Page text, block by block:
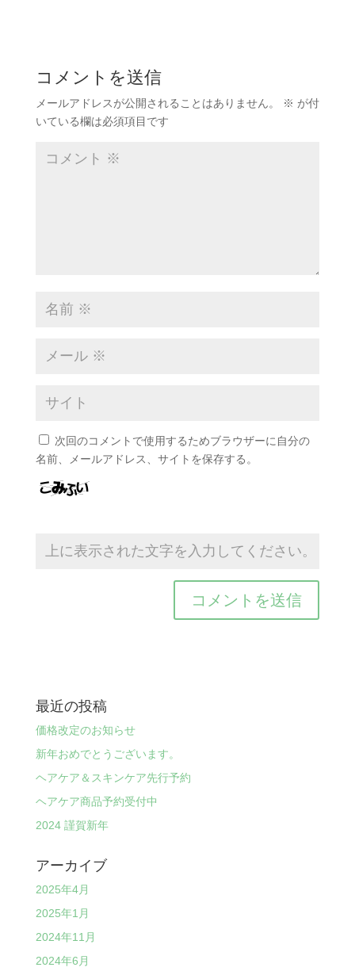
コメントを送信
メールアドレスが公開されることはありません。 ※ が付
いている欄は必須項目です
次回のコメントで使用するためブラウザーに自分の
名前、メールアドレス、サイトを保存する。
最近の投稿
価格改定のお知らせ
新年おめでとうございます。
ヘアケア＆スキンケア先行予約
ヘアケア商品予約受付中
2024 謹賀新年
アーカイブ
2025年4月
2025年1月
2024年11月
2024年6月